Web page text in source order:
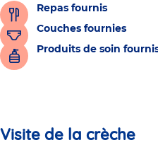
Repas fournis
Couches fournies
Produits de soin
Visite de la crèche